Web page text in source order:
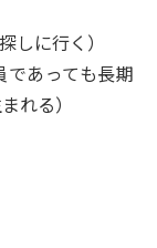
に行く）
あっても長期
れる）